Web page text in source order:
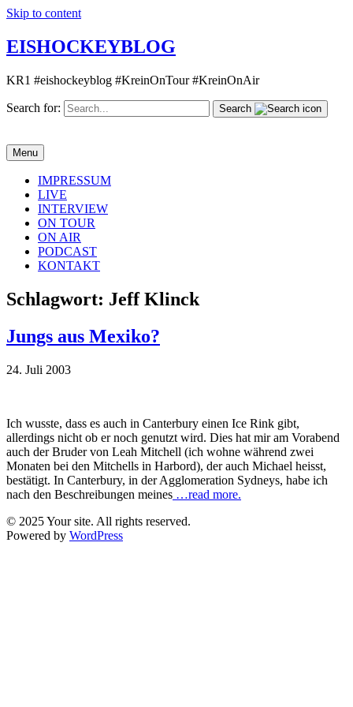
Skip to content
EISHOCKEYBLOG
KR1 #eishockeyblog #KreinOnTour #KreinOnAir
Search for: Search
Menu
IMPRESSUM
LIVE
INTERVIEW
ON TOUR
ON AIR
PODCAST
KONTAKT
Schlagwort: Jeff Klinck
Jungs aus Mexiko?
24. Juli 2003
Ich wusste, dass es auch in Canterbury einen Ice Rink gibt,
allerdings nicht ob er noch genutzt wird. Dies hat mir am Vorabend
auch der Bruder von Leah Mitchell (ich wohne während zwei
Monaten bei den Mitchells in Harbord), der auch Michael heisst,
bestätigt. In Canterbury, in der Agglomeration Sydneys, habe ich
nach den Beschreibungen meines …read more.
© 2025 Your site. All rights reserved.
Powered by WordPress